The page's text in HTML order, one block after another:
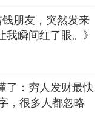
案冻结的短
家恐慌心理。
钱朋友，突然发来
我瞬间红了眼。》
了：穷人发财最快
，很多人都忽略